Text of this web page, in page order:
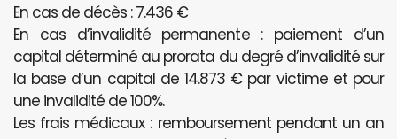
En cas de décès : 7.436 €
En cas d’invalidité permanente : paiement d’un
capital déterminé au prorata du degré d’invalidité sur
la base d’un capital de 14.873 € par victime et pour
une invalidité de 100%.
Les frais médicaux : remboursement pendant un an